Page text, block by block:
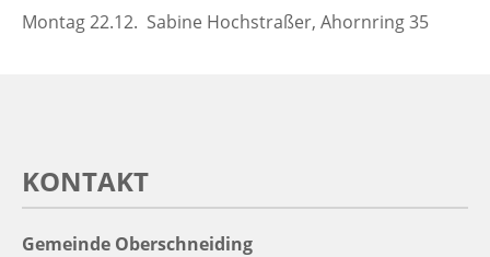
Montag 22.12. Sabine Hochstraßer, Ahornring 35
KONTAKT
Gemeinde Oberschneiding